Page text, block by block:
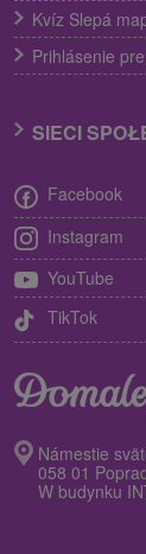
Kvíz Slepá
Prihlásenie
SIECI
Facebook
Instagram
YouTube
TikTok
Námestie
058 01
W budynku